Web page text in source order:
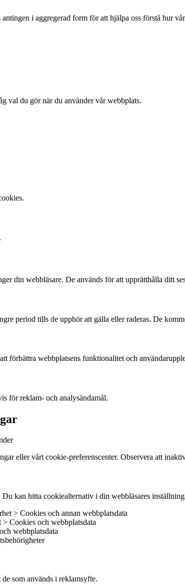
i aggregerad form för att hjälpa oss förstå hur
val du gör när du använder vår webbplats.
din webbläsare. De används för att upprätthålla ditt
period tills de upphör att gälla eller raderas. De
förbättra webbplatsens funktionalitet och
för reklam- och analysändamål.
eller vårt cookie-preferenscenter. Observera att
kan hitta cookiealternativ i din webbläsares
> Cookies och annan webbplatsdata
Cookies och webbplatsdata
webbplatsdata
som används i reklamsyfte.